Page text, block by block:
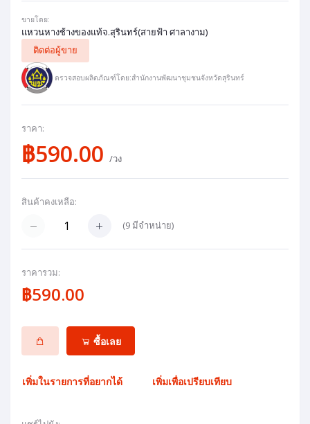
ขายโดย:
แหวนหางช้างของแท้จ.สุรินทร์(สายฟ้า ศาลางาม)
ติดต่อผู้ขาย
ตรวจสอบผลิตภัณฑ์โดย:สำนักงานพัฒนาชุมชนจังหวัดสุรินทร์
ราคา:
฿590.00 /วง
สินค้าคงเหลือ:
(9มีจำหน่าย)
ราคารวม:
฿590.00
ซื้อเลย
เพิ่มในรายการที่อยากได้ เพิ่มเพื่อเปรียบเทียบ